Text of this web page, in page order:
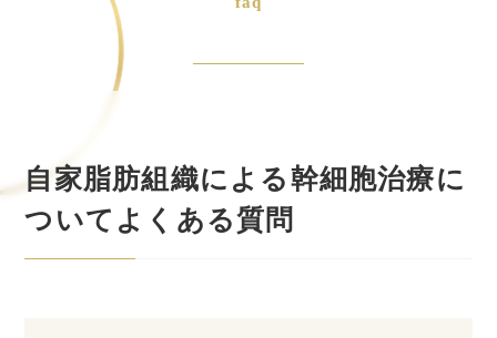
自家脂肪組織による幹細胞治療に
ついてよくある質問